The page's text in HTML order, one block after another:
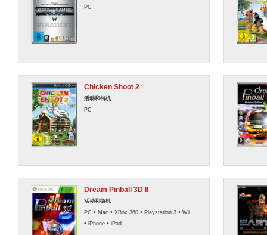
PC
Chicken Shoot 2
活动和街机
PC
Dream Pinball 3D II
活动和街机
PC • Mac • XBox 360 • Playstation 3 • Wii
• iPhone • iPad